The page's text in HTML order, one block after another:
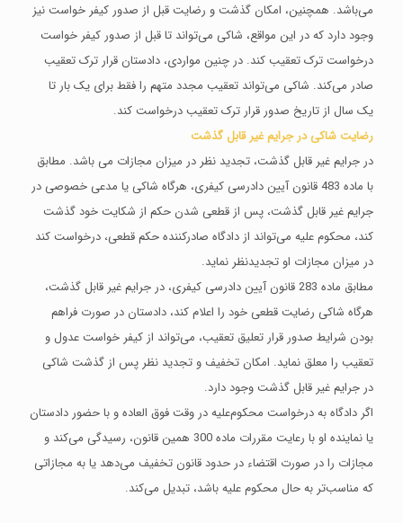
می‌باشد. همچنین، امکان گذشت و رضایت قبل از صدور کیفر خواست نیز
وجود دارد که در این مواقع، شاکی می‌‌تواند تا قبل از صدور کیفر خواست
درخواست ترک تعقیب کند. در چنین مواردی، دادستان قرار ترک تعقیب
صادر می‌‌کند. شاکی می‌‌تواند تعقیب مجدد متهم را فقط برای یک‌ بار تا
یک‌ سال از تاریخ صدور قرار ترک تعقیب درخواست کند.
رضایت شاکی در جرایم غیر قابل گذشت
در جرایم غیر قابل گذشت، تجدید نظر در میزان مجازات می باشد. مطابق
با ماده 483 قانون آیین دادرسی کیفری، هرگاه شاکی یا مدعی خصوصی در
جرایم غیر قابل گذشت، پس از قطعی شدن حکم از شکایت خود گذشت
کند، محکوم علیه می‌تواند از دادگاه صادرکننده حکم قطعی، درخواست کند
در میزان مجازات او تجدیدنظر نماید.
مطابق ماده 283 قانون آیین دادرسی کیفری، در جرایم غیر قابل گذشت،
هرگاه شاکی رضایت قطعی خود را اعلام کند، دادستان در صورت فراهم
بودن شرایط صدور قرار تعلیق تعقیب، می‌‌تواند از کیفر خواست عدول و
تعقیب را معلق نماید. امکان تخفیف و تجدید نظر پس از گذشت شاکی
در جرایم غیر قابل گذشت وجود دارد.
اگر دادگاه به درخواست محکوم‌علیه در وقت فوق‌ العاده و با حضور دادستان
یا نماینده او با رعایت مقررات ماده 300 همین قانون، رسیدگی می‌کند و
مجازات را در صورت اقتضاء در حدود قانون تخفیف می‌دهد یا به مجازاتی
که مناسب‌تر به حال محکوم ­علیه باشد، تبدیل می‌کند.